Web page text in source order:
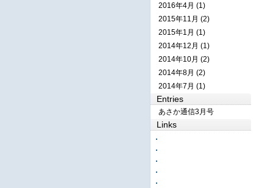
2016年4月 (1)
2015年11月 (2)
2015年1月 (1)
2014年12月 (1)
2014年10月 (2)
2014年8月 (2)
2014年7月 (1)
Entries
あさか通信3月号
Links